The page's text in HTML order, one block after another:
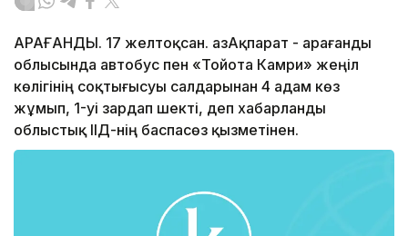
ҚАРАҒАНДЫ. 17 желтоқсан. ҚазАқпарат - Қарағанды
облысында автобус пен «Тойота Камри» жеңіл
көлігінің соқтығысуы салдарынан 4 адам көз
жұмып, 1-уі зардап шекті, деп хабарланды
облыстық ІІД-нің баспасөз қызметінен.